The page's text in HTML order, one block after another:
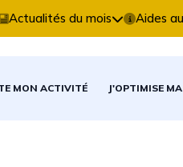
dans vos
Actualités du mois Aides
MON ACTIVITÉ J'OPTIMISE